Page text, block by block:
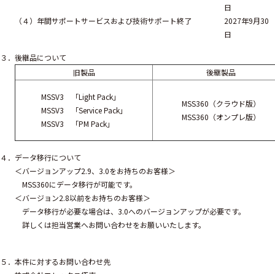
日
（４）年間サポートサービスおよび技術サポート終了
2027年9月30
日
３．後継品について
旧製品
後継製品
MSSV3 「Light Pack」
MSSV3 「Service Pack」
MSSV3 「PM Pack」
MSS360（クラウド版）
MSS360（オンプレ版）
４．データ移行について
＜バージョンアップ2.9、3.0をお持ちのお客様＞
MSS360にデータ移行が可能です。
＜バージョン2.8以前をお持ちのお客様＞
データ移行が必要な場合は、3.0へのバージョンアップが必要です。
詳しくは担当営業へお問い合わせをお願いいたします。
５．本件に対するお問い合わせ先